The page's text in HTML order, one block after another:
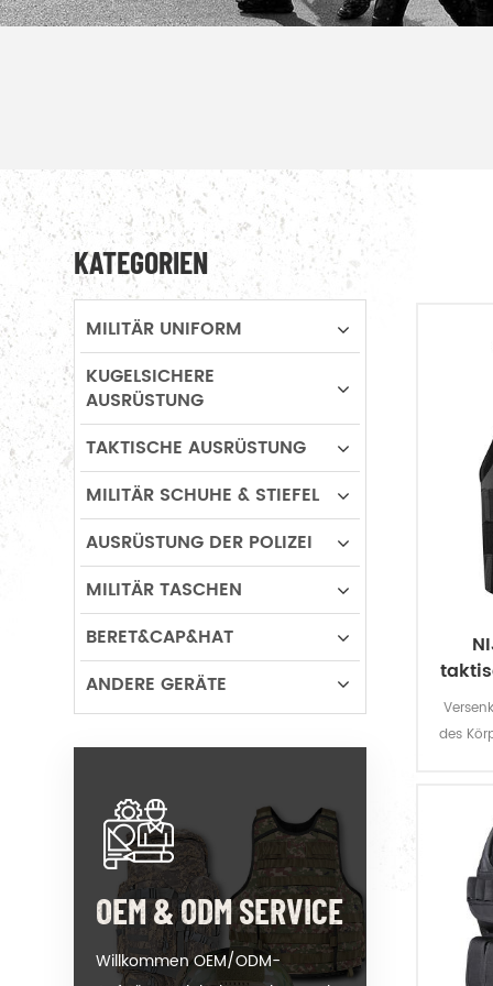
des
KATEGORIEN
MILITÄR UNIFORM
KUGELSICHERE
AUSRÜSTUNG
TAKTISCHE AUSRÜSTUNG
MILITÄR SCHUHE & STIEFEL
AUSRÜSTUNG DER POLIZEI
MILITÄR TASCHEN
BERET&CAP&HAT
ANDERE GERÄTE
OEM & ODM SERVICE
Willkommen OEM/ODM-